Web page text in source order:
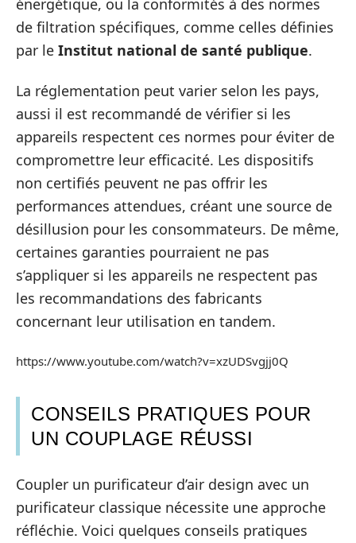
de filtration spécifiques, comme celles définies
par le Institut national de santé publique.
La réglementation peut varier selon les pays,
aussi il est recommandé de vérifier si les
appareils respectent ces normes pour éviter de
compromettre leur efficacité. Les dispositifs
non certifiés peuvent ne pas offrir les
performances attendues, créant une source de
désillusion pour les consommateurs. De même,
certaines garanties pourraient ne pas
s’appliquer si les appareils ne respectent pas
les recommandations des fabricants
concernant leur utilisation en tandem.
https://www.youtube.com/watch?v=xzUDSvgjj0Q
CONSEILS PRATIQUES POUR
UN COUPLAGE RÉUSSI
Coupler un purificateur d’air design avec un
purificateur classique nécessite une approche
réfléchie. Voici quelques conseils pratiques